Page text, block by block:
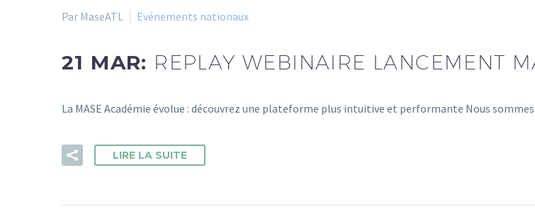
Par MaseATL Evénements nationaux
21 MAR: REPLAY WEBINAIRE LANCEMENT
La MASE Académie évolue : découvrez une plateforme plus intuitive et performante Nous
LIRE LA SUITE